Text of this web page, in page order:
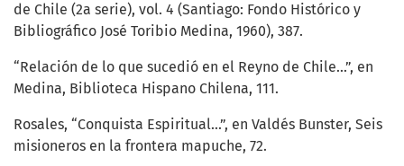
de Chile (2a serie), vol. 4 (Santiago: Fondo Histórico y
Bibliográfico José Toribio Medina, 1960), 387.
“Relación de lo que sucedió en el Reyno de Chile...”, en
Medina, Biblioteca Hispano Chilena, 111.
Rosales, “Conquista Espiritual...”, en Valdés Bunster, Seis
misioneros en la frontera mapuche, 72.